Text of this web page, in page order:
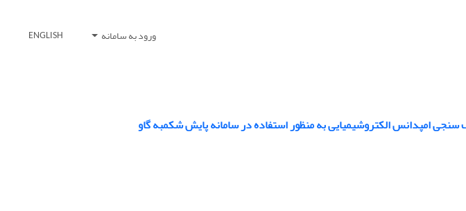
ورود به سامانه ENGLISH